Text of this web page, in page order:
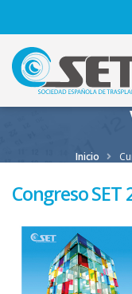
Inicio
Congreso SET